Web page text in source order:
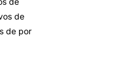
de
de por